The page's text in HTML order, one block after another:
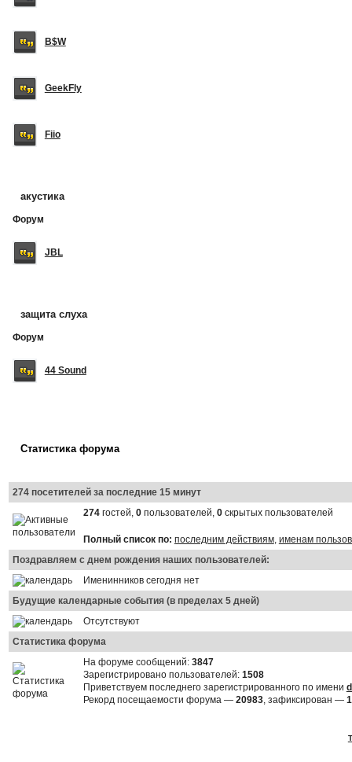
B$W
GeekFly
Fiio
акустика
Форум
JBL
защита слуха
Форум
44 Sound
Статистика форума
274 посетителей за последние 15 минут
274гостей, 0пользователей, 0скрытых пользователей
Полный список по: последним действиям, именам
Поздравляем с днем рождения наших пользователей:
Именинников сегодня нет
Будущие календарные события (в пределах 5 дней)
Отсутствуют
Статистика форума
На форуме сообщений: 3847
Зарегистрировано пользователей: 1508
Приветствуем последнего зарегистрированного по имени
Рекорд посещаемости форума — 20983, зафиксирован —